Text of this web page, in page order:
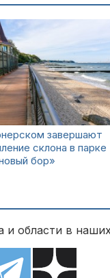
завершают
склона в парке
бор»
области в